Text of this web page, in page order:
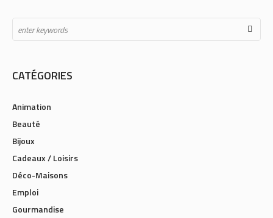
CATÉGORIES
Animation
Beauté
Bijoux
Cadeaux / Loisirs
Déco-Maisons
Emploi
Gourmandise